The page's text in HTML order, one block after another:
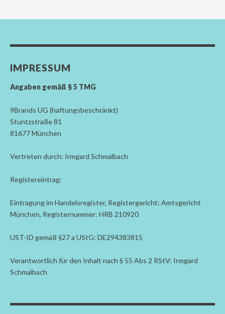
IMPRESSUM
Angaben gemäß § 5 TMG
9Brands UG (haftungsbeschränkt)
Stuntzstraße 81
81677 München
Vertreten durch: Irmgard Schmalbach
Registereintrag:
Eintragung im Handelsregister, Registergericht: Amtsgericht
München, Registernummer: HRB 210920
UST-ID gemäß §27 a UStG: DE294383815
Verantwortlich für den Inhalt nach § 55 Abs 2 RStV: Irmgard
Schmalbach